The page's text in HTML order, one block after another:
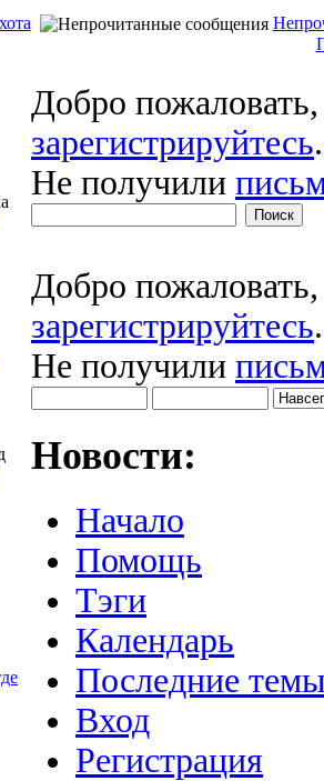
Добро
зарегистрируйтесь.
Не получили
Добро
зарегистрируйтесь.
Не получили
Новости:
Начало
Помощь
Тэги
Календарь
Последние
Вход
Регистрация